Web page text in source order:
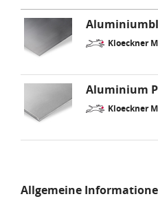
Kloeckner
Aluminium
Kloeckner
Allgemeine